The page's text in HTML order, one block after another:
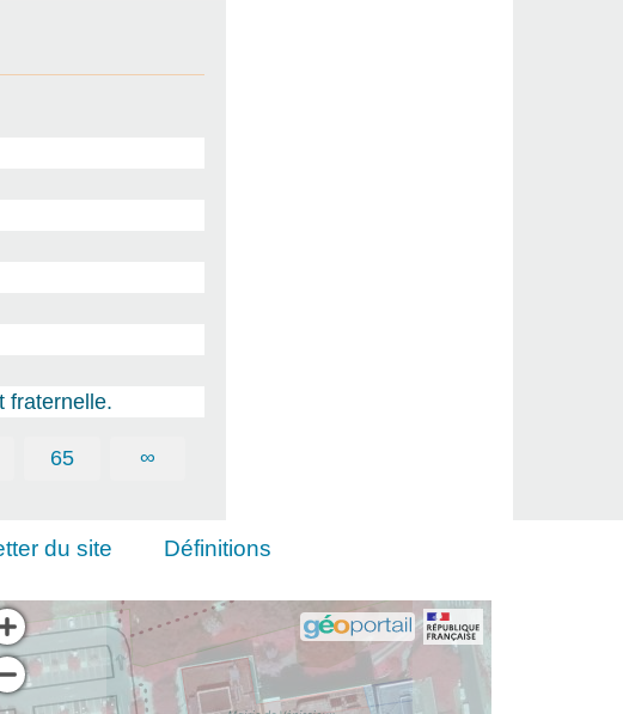
fraternelle.
65 ∞
du site Définitions